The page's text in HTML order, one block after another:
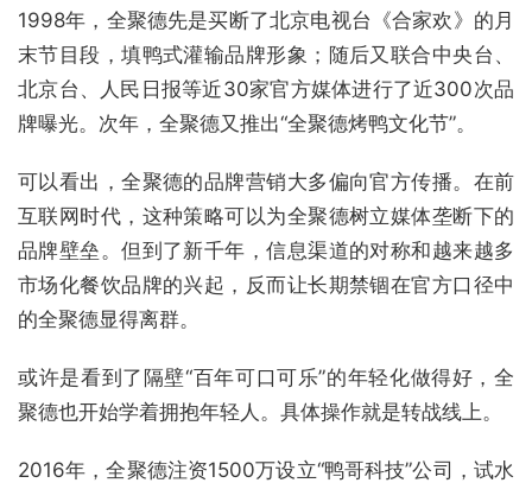
1998年，全聚德先是买断了北京电视台《合家欢》的月
末节目段，填鸭式灌输品牌形象；随后又联合中央台、
北京台、人民日报等近30家官方媒体进行了近300次品
牌曝光。次年，全聚德又推出“全聚德烤鸭文化节”。
可以看出，全聚德的品牌营销大多偏向官方传播。在前
互联网时代，这种策略可以为全聚德树立媒体垄断下的
品牌壁垒。但到了新千年，信息渠道的对称和越来越多
市场化餐饮品牌的兴起，反而让长期禁锢在官方口径中
的全聚德显得离群。
或许是看到了隔壁“百年可口可乐”的年轻化做得好，全
聚德也开始学着拥抱年轻人。具体操作就是转战线上。
2016年，全聚德注资1500万设立“鸭哥科技”公司，试水